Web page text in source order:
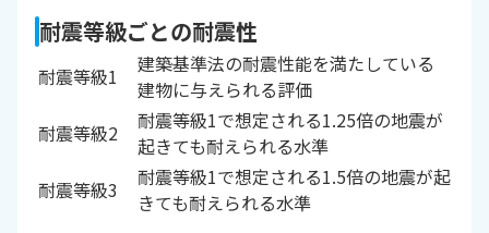
耐震等級ごとの耐震性
耐震等級1
建築基準法の耐震性能を満たしている
建物に与えられる評価
耐震等級2
耐震等級1で想定される1.25倍の地震が
起きても耐えられる水準
耐震等級3
耐震等級1で想定される1.5倍の地震が起
きても耐えられる水準